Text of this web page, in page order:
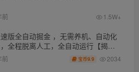
前 1.5W+
版全自动掘金 ，无需养机、自动化
全程脱离人工，全自动运行【揭
前 宝币9.9 2034